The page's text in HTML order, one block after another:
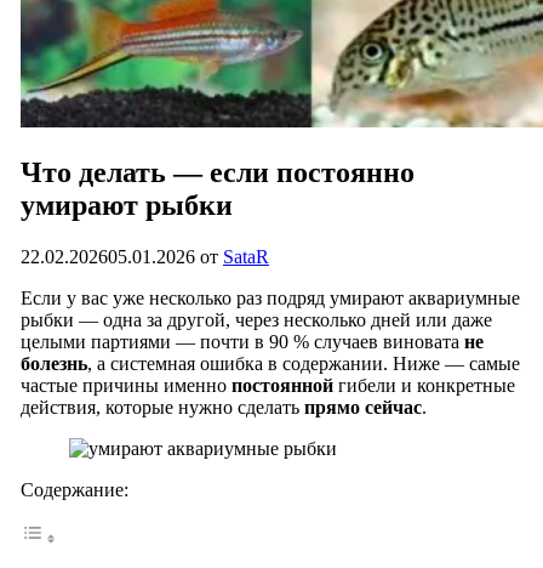
Что делать — если постоянно
умирают рыбки
22.02.202605.01.2026 от SataR
Если у вас уже несколько раз подряд умирают аквариумные
рыбки — одна за другой, через несколько дней или даже
целыми партиями — почти в 90 % случаев виновата не
болезнь, а системная ошибка в содержании. Ниже — самые
частые причины именно постоянной гибели и конкретные
действия, которые нужно сделать прямо сейчас.
Содержание: